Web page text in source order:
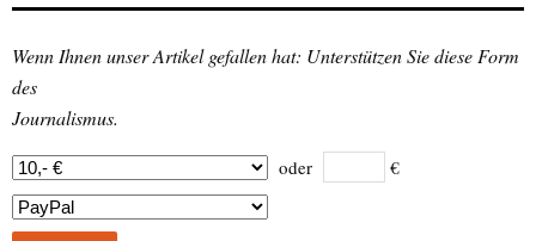
Wenn Ihnen unser Artikel gefallen hat: Unterstützen Sie diese Form
des
Journalismus.
oder €